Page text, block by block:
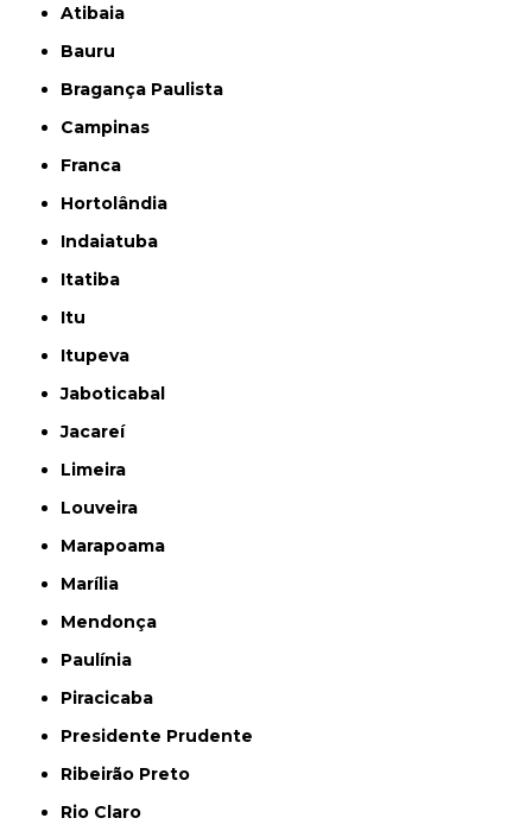
Atibaia
Bauru
Bragança Paulista
Campinas
Franca
Hortolândia
Indaiatuba
Itatiba
Itu
Itupeva
Jaboticabal
Jacareí
Limeira
Louveira
Marapoama
Marília
Mendonça
Paulínia
Piracicaba
Presidente Prudente
Ribeirão Preto
Rio Claro